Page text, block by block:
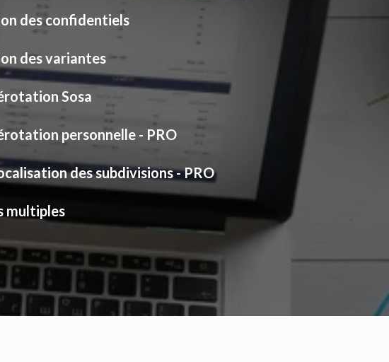
des confidentiels
des variantes
Sosa
personnelle - PRO
des subdivisions - PRO
multiples